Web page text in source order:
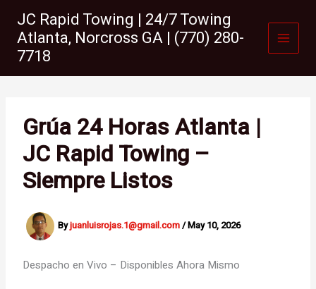
content
JC Rapid Towing | 24/7 Towing
Atlanta, Norcross GA | (770) 280-
7718
Grúa 24 Horas Atlanta |
JC Rapid Towing –
Siempre Listos
Byjuanluisrojas.1@gmail.com/May 10, 2026
Despacho en Vivo – Disponibles Ahora Mismo